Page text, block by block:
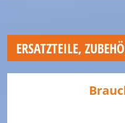
ERSATZTEILE,